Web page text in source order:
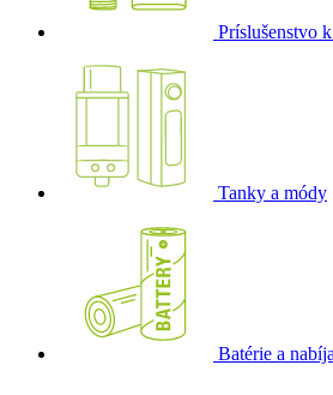
Príslušenstvo
Tanky a módy
Batérie a